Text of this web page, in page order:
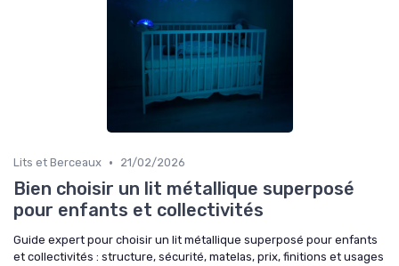
Lits et Berceaux • 21/02/2026
Bien choisir un lit métallique superposé
pour enfants et collectivités
Guide expert pour choisir un lit métallique superposé pour enfants
et collectivités : structure, sécurité, matelas, prix, finitions et usages